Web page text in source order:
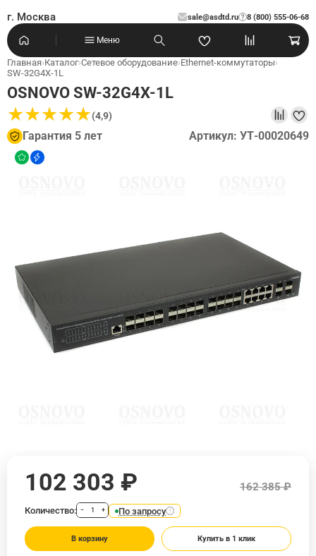
г. Москва sale@asdtd.ru 8 (800) 555-06-68
?
Меню
Главная›Каталог›Сетевое оборудование›Ethernet-коммутаторы›
SW-32G4X-1L
OSNOVO SW-32G4X-1L
★★★★★
★★★★★(4,9)
Гарантия 5 лет Артикул: УТ-00020649
102 303 ₽ 162 385 ₽
Количество: − + По запросу
В корзину Купить в 1 клик